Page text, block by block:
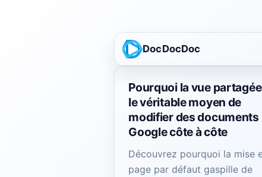
DocDocDoc
Pourquoi la vue
le véritable moyen de
modifier des documents
Google côte à côte
Découvrez pourquoi la mise
page par défaut gaspille de